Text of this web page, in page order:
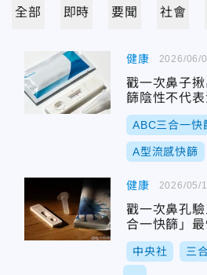
全部 即時 要聞 社會
健康
戳一次鼻子
篩陰性不代
ABC三合一快
A型流感快篩
2026/06/
健康
戳一次鼻孔
合一快篩」
中央社 三
2026/05/